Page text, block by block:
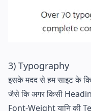
3) Typography
इसके मदद से हम साइट के
जैसे कि अगर किसी
Font-Weight यानि की